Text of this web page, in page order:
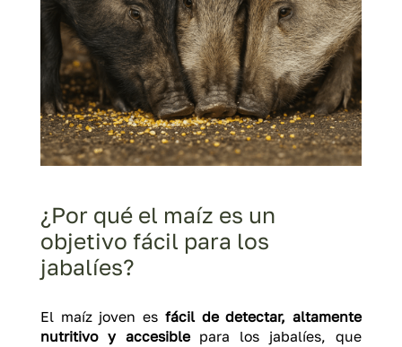
¿Por qué el maíz es un
objetivo fácil para los
jabalíes?
El maíz joven es fácil de detectar, altamente
nutritivo y accesiblepara los jabalíes, que